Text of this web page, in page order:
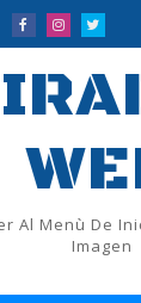
Al Menù De
Imagen